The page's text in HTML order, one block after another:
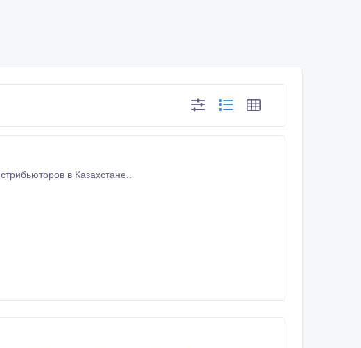
в Казахстане..